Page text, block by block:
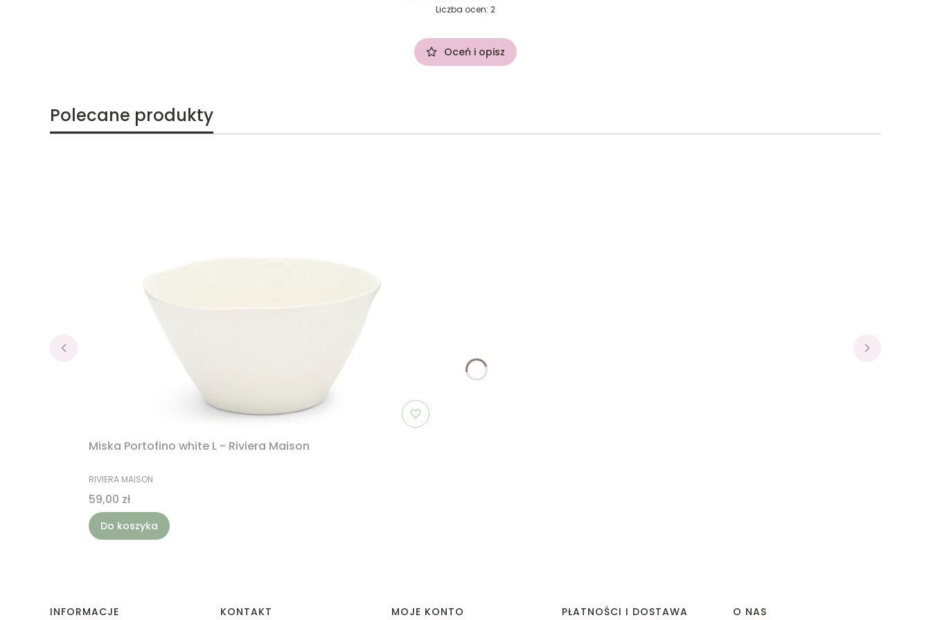
Liczba ocen: 2
Oceń i opisz
Polecane produkty
Miska Portofino white L - Riviera Maison
PRODUCENT
RIVIERA MAISON
Cena
59,00 zł
Do koszyka
Linki w stopce
INFORMACJE KONTAKT MOJE KONTO PŁATNOŚCI I DOSTAWA O NAS